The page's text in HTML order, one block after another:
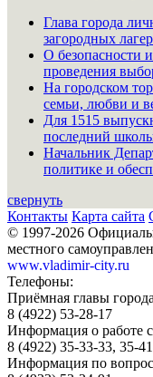
Глава города
загородных
О безопасности
проведения
На городском
семьи, любви и
Для 1515
последний
Начальник
политике и
свернуть
Контакты Карта сайта
© 1997-2026
местного
www.vladimir-city.ru
Телефоны:
Приёмная главы
8 (4922) 53-28-17
Информация о работе
8 (4922) 35-33-33, 35-
Информация по